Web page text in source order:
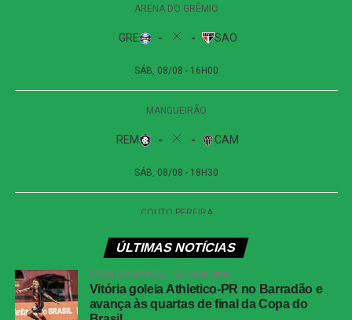
garantiu a vitória dos visitantes.
Apesar das tentativas das duas equipes na etapa final, o
placar não foi alterado. O empate sem gols refletiu a
Próximos jogos
Internacional x Corinthians| Copa do Brasil (jogo
de ida das oitavas de final)
Data e horário: 02.08 (domingo), às 19h30 (de
ÚLTIMAS NOTÍCIAS
COPA DO BRASIL 22 horas atrás
Vitória goleia Athletico-PR no Barradão e
avança às quartas de final da Copa do